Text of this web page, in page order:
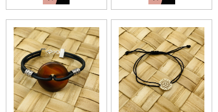
Suspensions
Mâlâ
(3)
Bijou
téléphone
(1)